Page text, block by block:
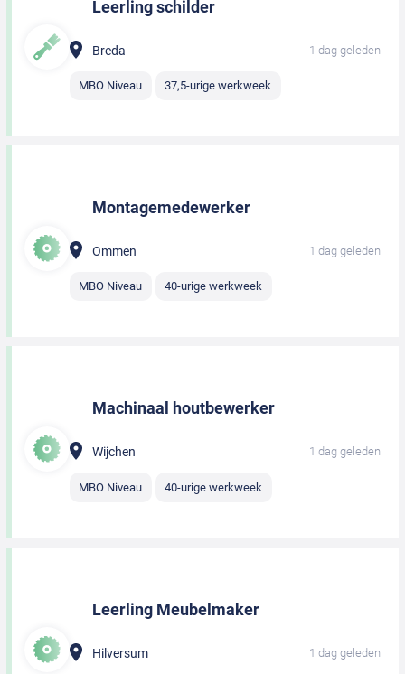
Leerling schilder
Breda 1 dag geleden
MBO Niveau 37,5-urige werkweek
Montagemedewerker
Ommen 1 dag geleden
MBO Niveau 40-urige werkweek
Machinaal houtbewerker
Wijchen 1 dag geleden
MBO Niveau 40-urige werkweek
Leerling Meubelmaker
Hilversum 1 dag geleden